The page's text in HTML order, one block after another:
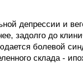
депрессии и
задолго до
болевой
склада -